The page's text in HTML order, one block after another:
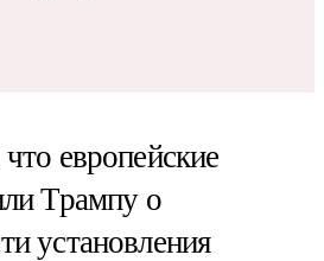
европейские
Трампу о
установления